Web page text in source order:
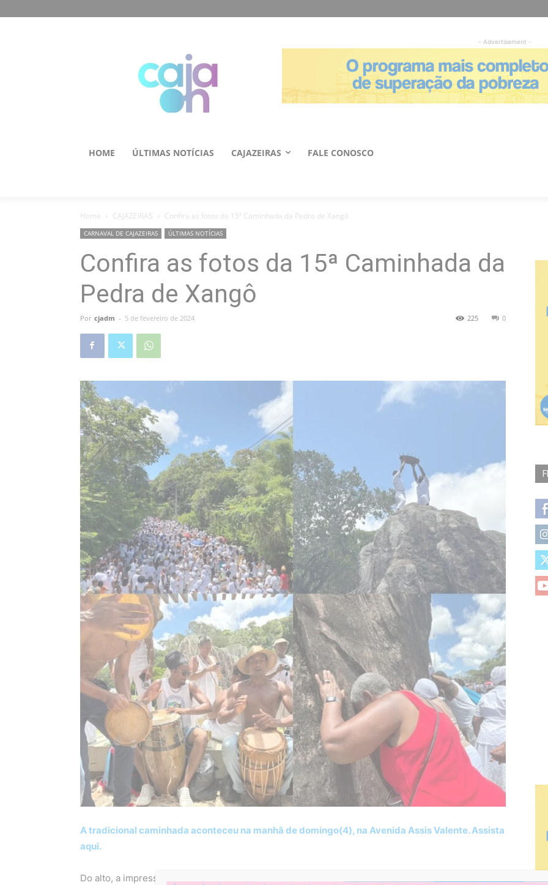
- Advertisement -
HOME ÚLTIMAS NOTÍCIAS CAJAZEIRAS FALE CONOSCO
Home CAJAZEIRAS Confira as fotos da 15ª Caminhada da Pedra de Xangô
CARNAVAL DE CAJAZEIRAS ÚLTIMAS NOTÍCIAS
Confira as fotos da 15ª Caminhada da
Pedra de Xangô
Por cjadm - 5 de fevereiro de 2024 0
225
A tradicional caminhada aconteceu na manhã de domingo(4), na Avenida Assis Valente. Assista
aqui.
Do alto, a impressão era de um tapete branco nas ruas de Cajazeiras, mas era o povo de santo na